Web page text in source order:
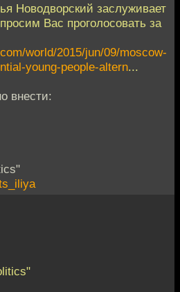
Новодворский заслуживает
Вас проголосовать за
world/2015/jun/09/moscow-
young-people-altern...
внести: